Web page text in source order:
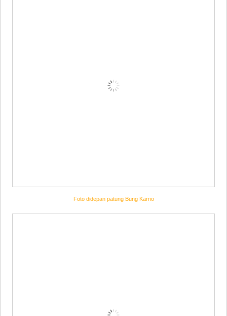
Foto didepan patung Bung Karno